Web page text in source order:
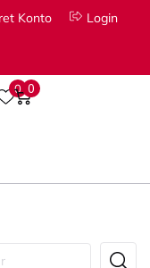
Konto Login
0 0